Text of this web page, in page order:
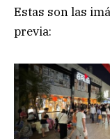
Estas son las
previa: